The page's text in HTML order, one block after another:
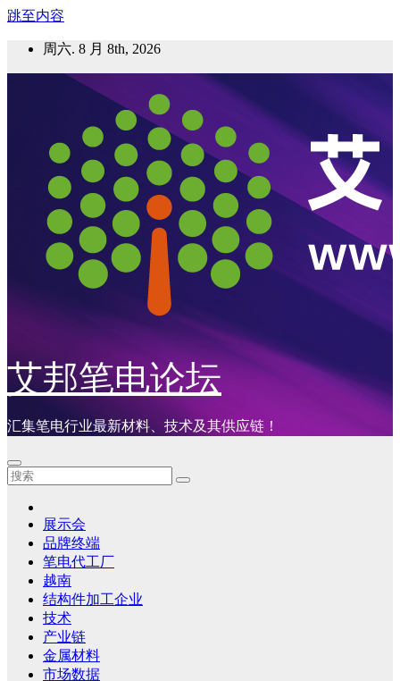
跳至内容
周六. 8 月 8th, 2026
艾邦笔电论坛
汇集笔电行业最新材料、技术及其供应链！
展示会
品牌终端
笔电代工厂
越南
结构件加工企业
技术
产业链
金属材料
市场数据